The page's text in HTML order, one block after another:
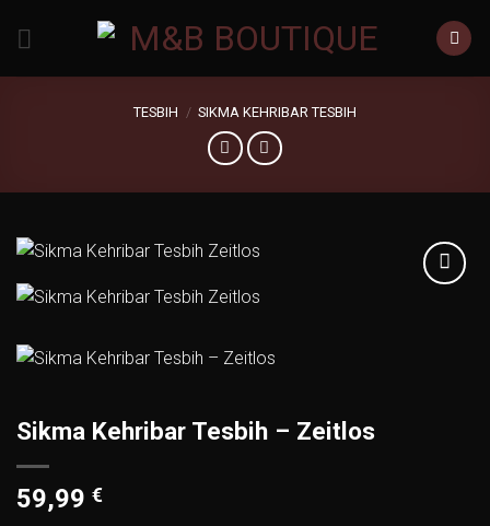
TESBIH / SIKMA KEHRIBAR TESBIH
Sikma Kehribar Tesbih – Zeitlos
59,99 €